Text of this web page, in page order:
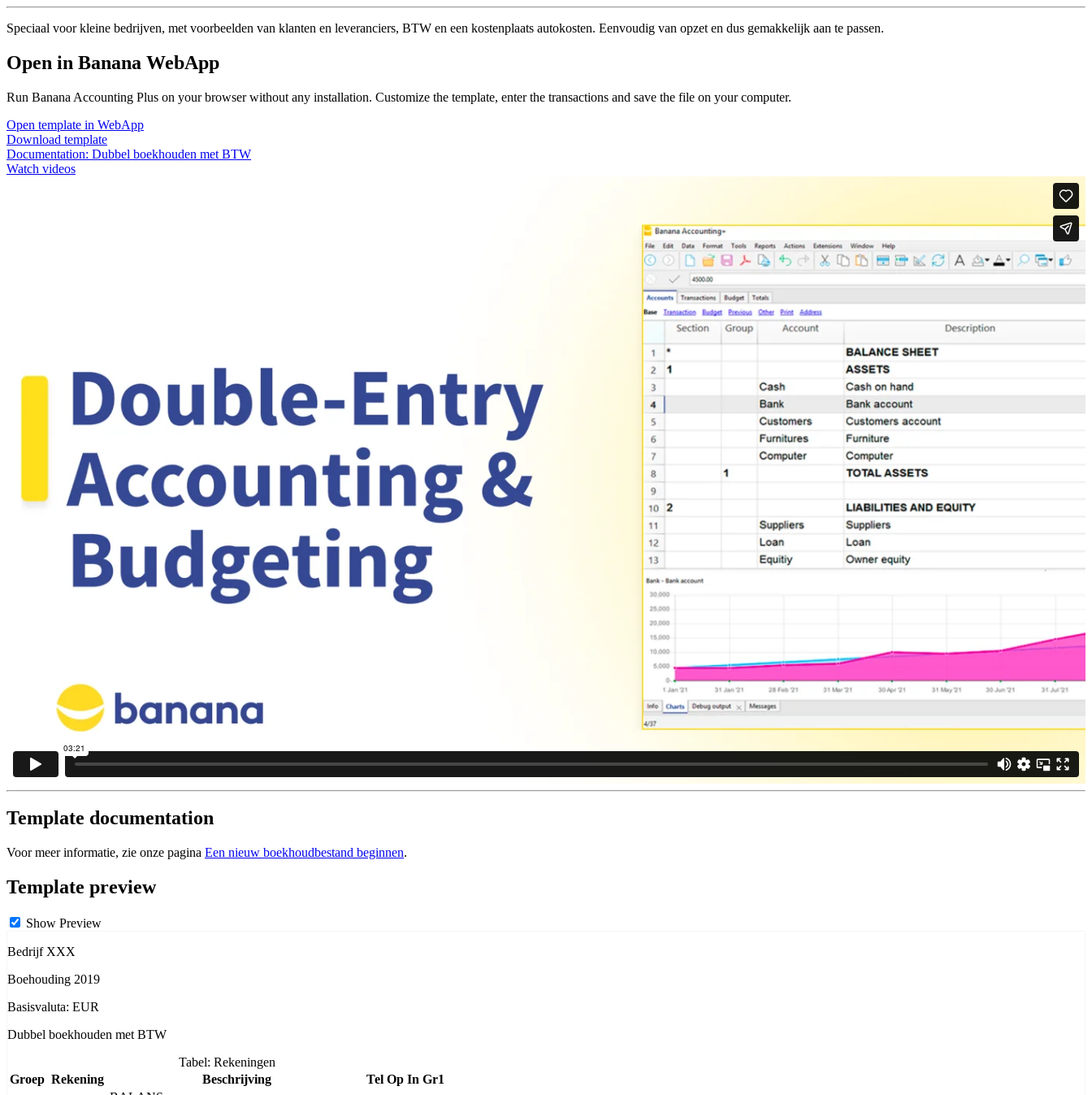
Speciaal voor kleine bedrijven, met voorbeelden van klanten en leveranciers, BTW en een kostenplaats autokosten. Eenvoudig van opzet en dus gemakkelijk aan te passen.
Open in Banana WebApp
Run Banana Accounting Plus on your browser without any installation. Customize the template, enter the transactions and save the file on your computer.
Open template in WebApp
Download template
Documentation: Dubbel boekhouden met BTW
Watch videos
Template documentation
Voor meer informatie, zie onze pagina Een nieuw boekhoudbestand beginnen.
Template preview
Show Preview
Bedrijf XXX
Boehouding 2019
Basisvaluta: EUR
Dubbel boekhouden met BTW
Tabel: Rekeningen
Groep Rekening Beschrijving Tel Op In Gr1